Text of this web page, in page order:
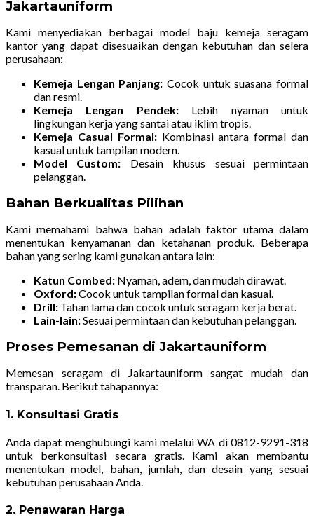
Jakartauniform
Kami menyediakan berbagai model baju kemeja seragam
kantor yang dapat disesuaikan dengan kebutuhan dan selera
perusahaan:
Kemeja Lengan Panjang: Cocok untuk suasana formal
dan resmi.
Kemeja Lengan Pendek:Lebih nyaman untuk
lingkungan kerja yang santai atau iklim tropis.
Kemeja Casual Formal:Kombinasi antara formal dan
kasual untuk tampilan modern.
Model Custom: Desain khusus sesuai permintaan
pelanggan.
Bahan Berkualitas Pilihan
Kami memahami bahwa bahan adalah faktor utama dalam
menentukan kenyamanan dan ketahanan produk. Beberapa
bahan yang sering kami gunakan antara lain:
Katun Combed: Nyaman, adem, dan mudah dirawat.
Oxford:Cocok untuk tampilan formal dan kasual.
Drill: Tahan lama dan cocok untuk seragam kerja berat.
Lain-lain:Sesuai permintaan dan kebutuhan pelanggan.
Proses Pemesanan di Jakartauniform
Memesan seragam di Jakartauniform sangat mudah dan
transparan. Berikut tahapannya:
1. Konsultasi Gratis
Anda dapat menghubungi kami melalui WA di 0812-9291-318
untuk berkonsultasi secara gratis. Kami akan membantu
menentukan model, bahan, jumlah, dan desain yang sesuai
kebutuhan perusahaan Anda.
2. Penawaran Harga